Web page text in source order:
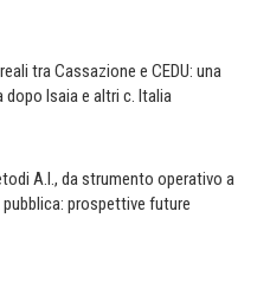
tra Cassazione e CEDU: una
Isaia e altri c. Italia
A.I., da strumento operativo a
prospettive future